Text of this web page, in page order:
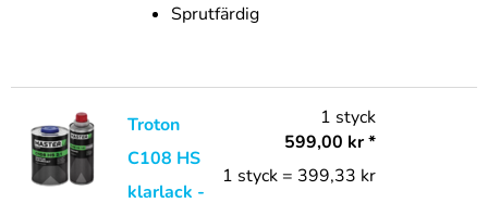
Sprutfärdig
Troton
C108 HS
klarlack -
1 styck
599,00 kr*
1 styck = 399,33 kr